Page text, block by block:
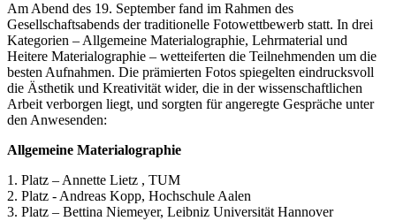
Am Abend des 19. September fand im Rahmen des
Gesellschaftsabends der traditionelle Fotowettbewerb statt. In drei
Kategorien – Allgemeine Materialographie, Lehrmaterial und
Heitere Materialographie – wetteiferten die Teilnehmenden um die
besten Aufnahmen. Die prämierten Fotos spiegelten eindrucksvoll
die Ästhetik und Kreativität wider, die in der wissenschaftlichen
Arbeit verborgen liegt, und sorgten für angeregte Gespräche unter
den Anwesenden:
Allgemeine Materialographie
1. Platz – Annette Lietz , TUM
2. Platz - Andreas Kopp, Hochschule Aalen
3. Platz – Bettina Niemeyer, Leibniz Universität Hannover